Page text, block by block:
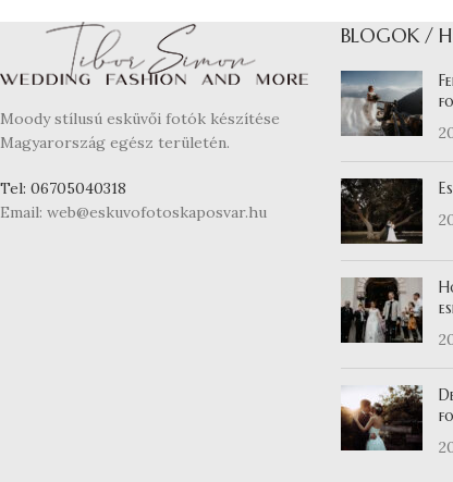
Moody stílusú esküvői fotók készítése
Magyarország egész területén.
Tel: 06705040318
Email: web@eskuvofotoskaposvar.hu
BLOGOK /